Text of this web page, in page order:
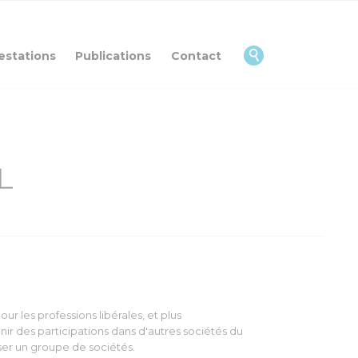

Publications Contact
les professions libérales, et plus
des participations dans d'autres sociétés du
un groupe de sociétés.